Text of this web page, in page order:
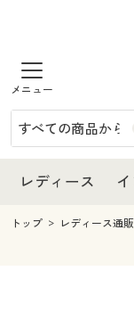
商品を探す
レディース
レディースファッ
インナー・下着
インナー・下着通
メンズ
レディース
レディース
レディース通販す
レディースファッ
インナー・下着
インナー・下着通
メンズ
トップ レディース通販